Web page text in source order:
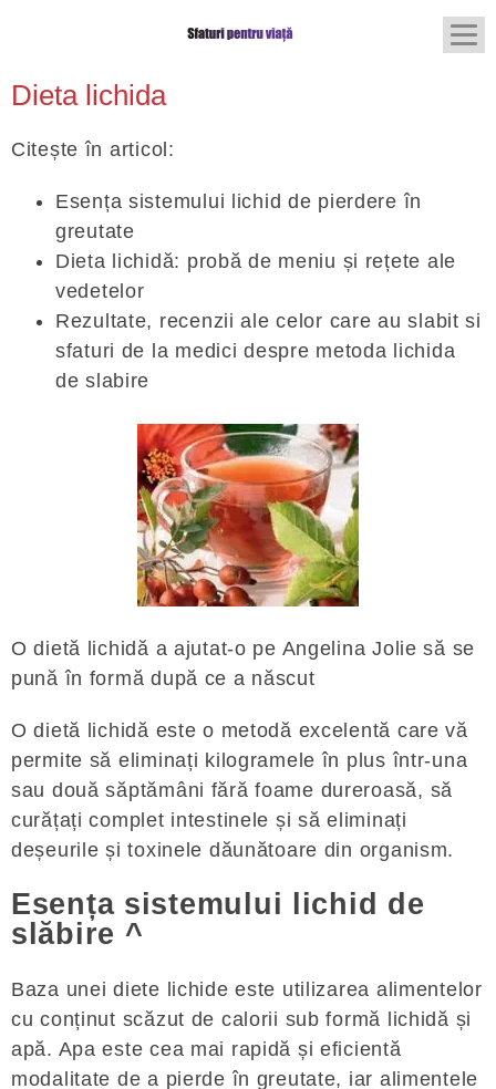
Dieta lichida
Citește în articol:
Esența sistemului lichid de pierdere în
greutate
Dieta lichidă: probă de meniu și rețete ale
vedetelor
Rezultate, recenzii ale celor care au slabit si
sfaturi de la medici despre metoda lichida
de slabire
O dietă lichidă a ajutat-o ​​pe Angelina Jolie să se
pună în formă după ce a născut
O dietă lichidă este o metodă excelentă care vă
permite să eliminați kilogramele în plus într-una
sau două săptămâni fără foame dureroasă, să
curățați complet intestinele și să eliminați
deșeurile și toxinele dăunătoare din organism.
Esența sistemului lichid de
slăbire ^
Baza unei diete lichide este utilizarea alimentelor
cu conținut scăzut de calorii sub formă lichidă și
apă. Apa este cea mai rapidă și eficientă
modalitate de a pierde în greutate, iar alimentele